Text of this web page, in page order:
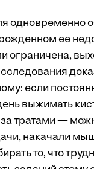
ее
ограничена,
если
выжимать
тратами —
накачали
то, что